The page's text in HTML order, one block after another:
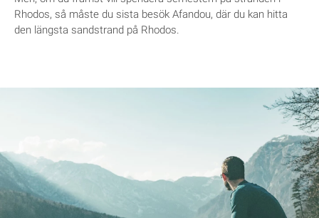
Rhodos, så måste du sista besök Afandou, där du kan hitta
den längsta sandstrand på Rhodos.